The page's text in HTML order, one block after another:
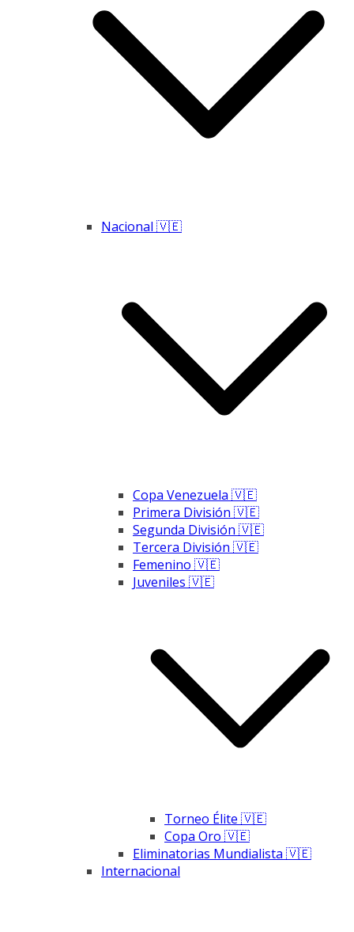
Nacional 🇻🇪
Copa Venezuela 🇻🇪
Primera División 🇻🇪
Segunda División 🇻🇪
Tercera División 🇻🇪
Femenino 🇻🇪
Juveniles 🇻🇪
Torneo Élite 🇻🇪
Copa Oro 🇻🇪
Eliminatorias Mundialista 🇻🇪
Internacional